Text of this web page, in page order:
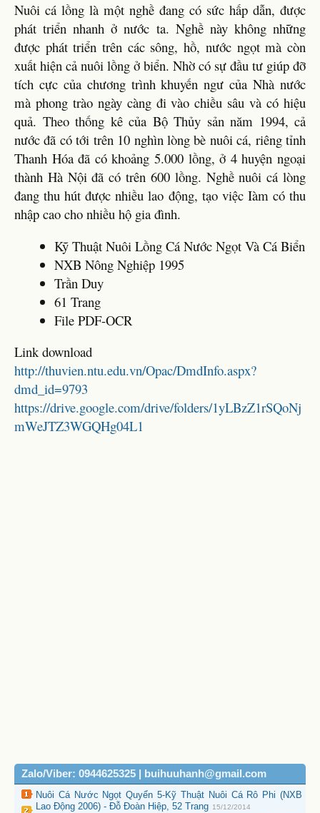
Nuôi cá lồng là một nghề đang có sức hấp dẫn, được
phát triển nhanh ở nước ta. Nghề này không những
được phát triển trên các sông, hồ, nước ngọt mà còn
xuất hiện cả nuôi lồng ở biển. Nhờ có sự đầu tư giúp đỡ
tích cực của chương trình khuyến ngư của Nhà nước
mà phong trào ngày càng đi vào chiều sâu và có hiệu
quả. Theo thống kê của Bộ Thủy sản năm 1994, cả
nước đã có tới trên 10 nghìn lòng bè nuôi cá, riêng tỉnh
Thanh Hóa đã có khoảng 5.000 lồng, ở 4 huyện ngoại
thành Hà Nội đã có trên 600 lồng. Nghề nuôi cá lòng
đang thu hút được nhiều lao động, tạo việc Iàm có thu
nhập cao cho nhiều hộ gia đình.
Kỹ Thuật Nuôi Lồng Cá Nước Ngọt Và Cá Biển
NXB Nông Nghiệp 1995
Trần Duy
61 Trang
File PDF-OCR
Link download
http://thuvien.ntu.edu.vn/Opac/DmdInfo.aspx?
dmd_id=9793
https://drive.google.com/drive/folders/1yLBzZ1rSQoNj
mWeJTZ3WGQHg04L1
Zalo/Viber: 0944625325 | buihuuhanh@gmail.com
Nuôi Cá Nước Ngọt Quyển 5-Kỹ Thuật Nuôi Cá Rô Phi (NXB
Lao Động 2006) - Đỗ Đoàn Hiệp, 52 Trang 15/12/2014